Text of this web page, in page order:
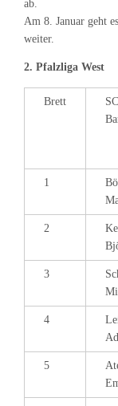
ab.
Am 8. Januar geht
weiter.
2. Pfalzliga West
Brett
1
2
3
4
5